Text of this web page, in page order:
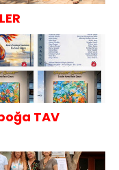
TAV